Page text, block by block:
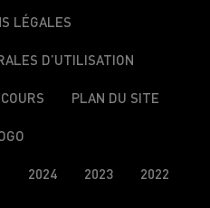
LÉGALES
D’UTILISATION
PLAN DU SITE
2024 2023 2022